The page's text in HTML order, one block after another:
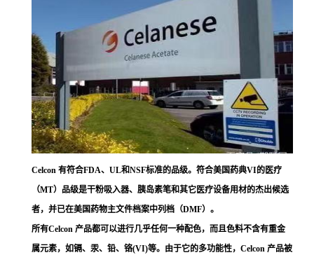
Celcon 有符合FDA、UL和NSF标准的品级。符合美国药典VI的医疗
（MT）品级是干粉吸入器、胰岛素笔和其它医疗设备用材的杰出候选
者，并已在美国药物主文件档案中列档（DMF）。
所有Celcon 产品都可以进行几乎任何一种配色，而且色料不含有重金
属元素，如镉、汞、铅、铬(VI)等。由于它的多功能性，Celcon 产品被